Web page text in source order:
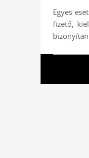
Egyes
fizető,